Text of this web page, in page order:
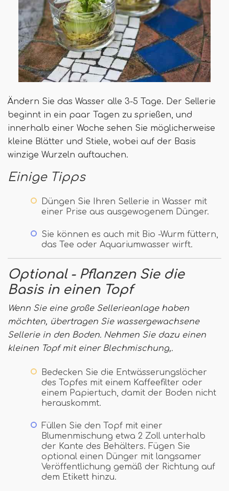
Ändern Sie das Wasser alle 3-5 Tage. Der Sellerie
beginnt in ein paar Tagen zu sprießen, und
innerhalb einer Woche sehen Sie möglicherweise
kleine Blätter und Stiele, wobei auf der Basis
winzige Wurzeln auftauchen.
Einige Tipps
Düngen Sie Ihren Sellerie in Wasser mit
einer Prise aus ausgewogenem Dünger.
Sie können es auch mit Bio -Wurm füttern,
das Tee oder Aquariumwasser wirft.
Optional - Pflanzen Sie die
Basis in einen Topf
Wenn Sie eine große Sellerieanlage haben
möchten, übertragen Sie wassergewachsene
Sellerie in den Boden. Nehmen Sie dazu einen
kleinen Topf mit einer Blechmischung,.
Bedecken Sie die Entwässerungslöcher
des Topfes mit einem Kaffeefilter oder
einem Papiertuch, damit der Boden nicht
herauskommt.
Füllen Sie den Topf mit einer
Blumenmischung etwa 2 Zoll unterhalb
der Kante des Behälters. Fügen Sie
optional einen Dünger mit langsamer
Veröffentlichung gemäß der Richtung auf
dem Etikett hinzu.